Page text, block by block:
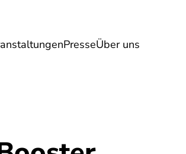
PresseÜber uns
Reise Verträge